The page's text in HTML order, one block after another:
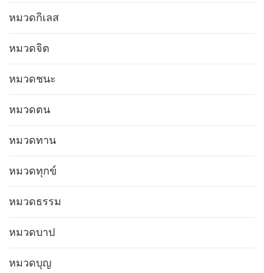
หมวดกิเลส
หมวดจิต
หมวดชนะ
หมวดตน
หมวดทาน
หมวดทุกข์
หมวดธรรม
หมวดบาป
หมวดบุญ